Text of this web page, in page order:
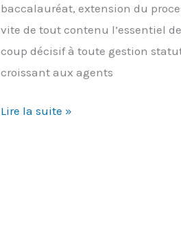
baccalauréat, extension du
vite de tout contenu l’essentiel
coup décisif à toute gestion
croissant aux agents
Des
Lire la suite »